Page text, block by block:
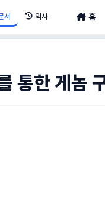
서 역사 홈
통한 게놈